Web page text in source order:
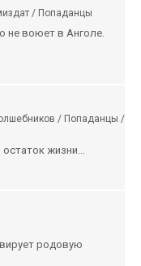
/ Попаданцы
не воюет в Анголе.
/ Попаданцы /
жизни...
родовую